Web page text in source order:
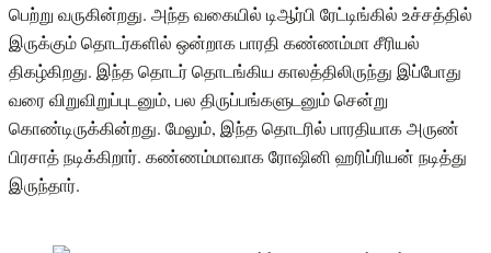
பெற்று வருகின்றது. அந்த வகையில் டிஆர்பி ரேட்டிங்கில் உச்சத்தில்
இருக்கும் தொடர்களில் ஒன்றாக பாரதி கண்ணம்மா சீரியல்
திகழ்கிறது. இந்த தொடர் தொடங்கிய காலத்திலிருந்து இப்போது
வரை விறுவிறுப்புடனும், பல திருப்பங்களுடனும் சென்று
கொண்டிருக்கின்றது. மேலும், இந்த தொடரில் பாரதியாக அருண்
பிரசாத் நடிக்கிறார். கண்ணம்மாவாக ரோஷினி ஹரிப்ரியன் நடித்து
இருந்தார்.